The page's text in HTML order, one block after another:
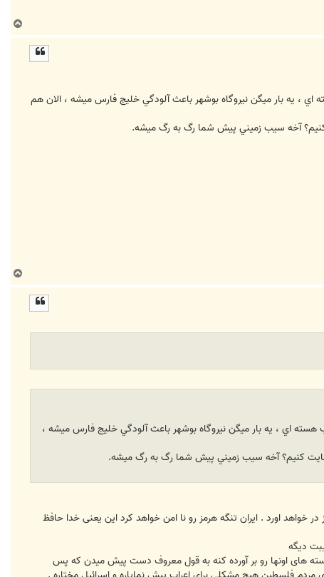
ا
اي ، يه بار ميگن نيروگاه بوشهر باعث آلودگي خليج فارس ميشه ، الان هم
کنيم؟ آخه سيب زميني پيش شما رگ به رگ ميشه.
ا
هسته اي ، يه بار ميگن نيروگاه بوشهر باعث آلودگي خليج فارس ميشه ،
کنيم؟ آخه سيب زميني پيش شما رگ به رگ ميشه.
اورد . ایران تنگه هرمز رو نا امن خواهد کرد این یعنی خدا حافظ
های اونها رو بر آورده کنه به قول معروف دست پیش میدن که پس